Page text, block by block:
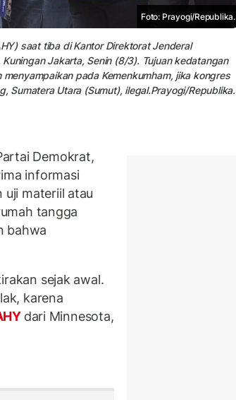
Foto: Prayogi/Republika.
saat tiba di Kantor Direktorat Jenderal
Jakarta, Senin (8/3). Tujuan kedatangan
pada Kemenkumham, jika kongres
Sumatera Utara (Sumut), ilegal.Prayogi/Republika.
Demokrat,
informasi
uji materiil atau
tangga
bahwa
sejak awal.
karena
dari Minnesota,